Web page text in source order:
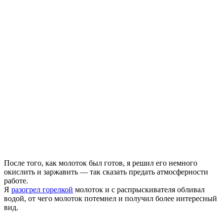
После того, как молоток был готов, я решил его немного
окислить и заржавить — так сказать предать атмосферности
работе.
Я разогрел горелкой молоток и с распрыскивателя обливал
водой, от чего молоток потемнел и получил более интересный
вид.